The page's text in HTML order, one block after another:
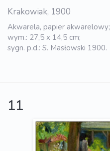
Krakowiak, 1900
Akwarela, papier akwarelowy;
wym.: 27,5 x 14,5 cm;
sygn. p.d.: S. Masłowski 1900.
11